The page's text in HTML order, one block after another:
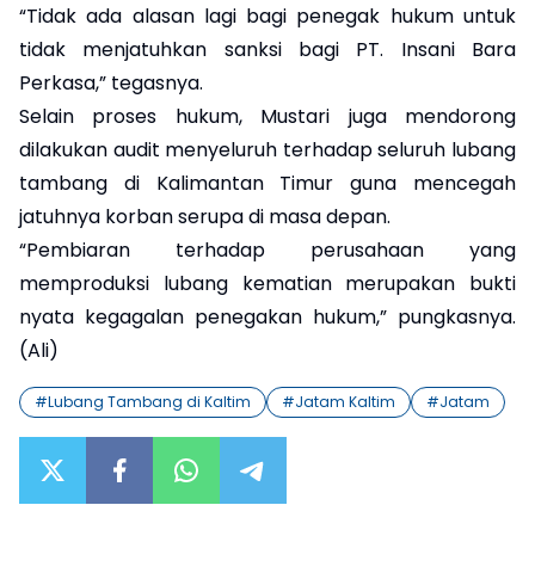
“Tidak ada alasan lagi bagi penegak hukum untuk
tidak menjatuhkan sanksi bagi PT. Insani Bara
Perkasa,” tegasnya.
Selain proses hukum, Mustari juga mendorong
dilakukan audit menyeluruh terhadap seluruh lubang
tambang di Kalimantan Timur guna mencegah
jatuhnya korban serupa di masa depan.
“Pembiaran terhadap perusahaan yang
memproduksi lubang kematian merupakan bukti
nyata kegagalan penegakan hukum,” pungkasnya.
(Ali)
#Lubang Tambang di Kaltim #Jatam Kaltim #Jatam